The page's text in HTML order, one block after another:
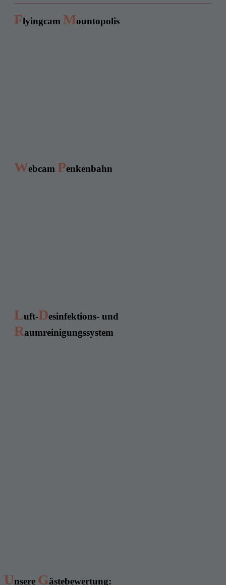
Flyingcam Mountopolis
Webcam Penkenbahn
Luft-Desinfektions- und
Raumreinigungssystem
Unsere Gästebewertung: